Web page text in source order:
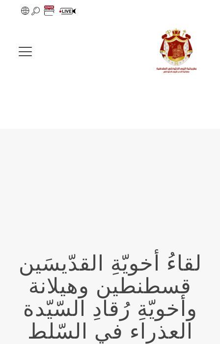
لقاءُ أخويّةِ القدّيسَين
قسطنطين وهيلانة
وأخويّةِ رُقادِ السّيّدة
العذراء في السّلط